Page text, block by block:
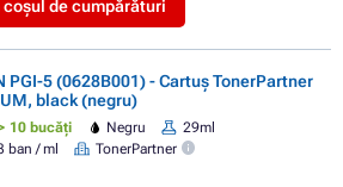
coșul de cumpărături
PGI-5 (0628B001) - Cartuș TonerPartner
black (negru)
10 bucăți Negru
29ml
ban / ml
TonerPartner